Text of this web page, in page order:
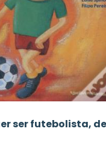
ser futebolista,